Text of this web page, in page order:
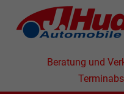
Beratung und